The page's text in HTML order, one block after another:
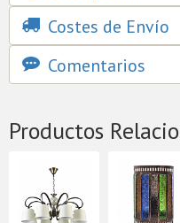
Costes de Envío
Comentarios
Productos